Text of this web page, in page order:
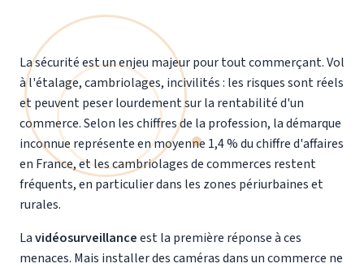
La sécurité est un enjeu majeur pour tout commerçant. Vol
à l'étalage, cambriolages, incivilités : les risques sont réels
et peuvent peser lourdement sur la rentabilité d'un
commerce. Selon les chiffres de la profession, la démarque
inconnue représente en moyenne 1,4 % du chiffre d'affaires
en France, et les cambriolages de commerces restent
fréquents, en particulier dans les zones périurbaines et
rurales.
Lavidéosurveillanceest la première réponse à ces
menaces. Mais installer des caméras dans un commerce ne